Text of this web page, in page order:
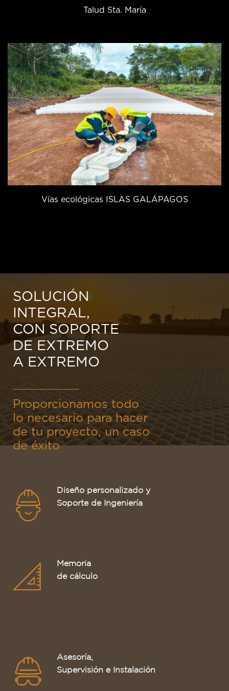
Talud Sta. María
Vías ecológicas ISLAS GALÁPAGOS
SOLUCIÓN
INTEGRAL,
CON SOPORTE
DE EXTREMO
A EXTREMO
Proporcionamos todo
lo necesario para hacer
de tu proyecto, un caso
de éxito
Diseño personalizado y
Soporte de Ingeniería
Memoria
de cálculo
Asesoría,
Supervisión e Instalación